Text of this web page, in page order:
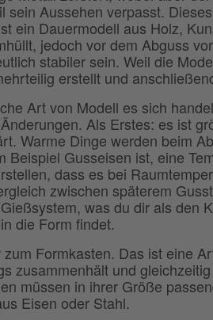
sein Aussehen verpasst.
ein Dauermodell aus Holz,
jedoch vor dem Abguss
stabiler sein. Weil die
erstellt und
Art von Modell es sich
Als Erstes: es ist
Warme Dinge werden beim
Beispiel Gusseisen ist, eine
dass es bei
zwischen späterem
was du dir als den
die Form findet.
zum Formkasten. Das ist eine
zusammenhält und
müssen in ihrer Größe
Eisen oder Stahl.